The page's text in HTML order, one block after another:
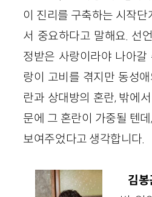
이 진리를 구축하는 시작단
서 중요하다고 말해요. 선
정받은 사랑이라야 나아
랑이 고비를 겪지만 동성
란과 상대방의 혼란, 밖에
문에 그 혼란이 가중될 텐
보여주었다고 생각합니다.
김봉